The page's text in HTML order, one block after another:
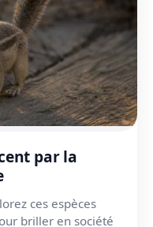
par la
ces espèces
briller en société